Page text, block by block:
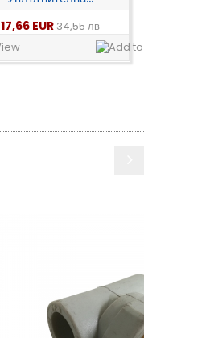
17,66 EUR 34,55 лв